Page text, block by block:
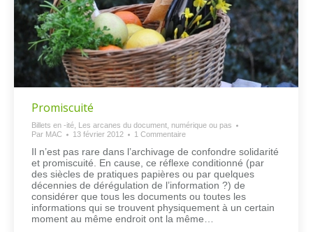
Promiscuité
Billets en -ité
Les arcanes du document, numérique ou pas
Par MAC 13 février 2012 1 Commentaire
Il n’est pas rare dans l’archivage de confondre solidarité
et promiscuité. En cause, ce réflexe conditionné (par
des siècles de pratiques papières ou par quelques
décennies de dérégulation de l’information ?) de
considérer que tous les documents ou toutes les
informations qui se trouvent physiquement à un certain
moment au même endroit ont la même…